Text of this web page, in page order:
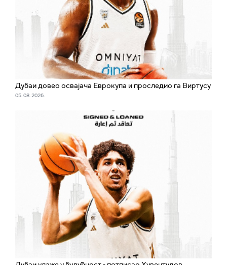
Дубаи довео освајача Еврокупа и проследио га Виртусу
05. 08. 2026.